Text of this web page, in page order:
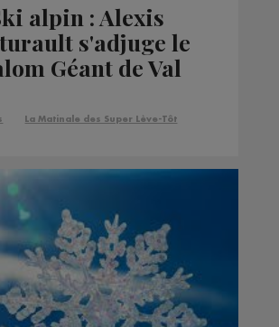
alpin : Alexis
s'adjuge le
Géant de Val
La Matinale des Super Lève-Tôt